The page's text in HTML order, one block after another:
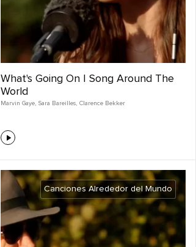
What's Going On | Song Around The
World
Marvin Gaye, Sara Bareilles, Clarence Bekker
Canciones Alrededor del Mundo